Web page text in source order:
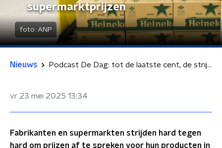
supermarktprijzen
foto: ANP
Nieuws Podcast De Dag: tot de laatste cent, de strijd om de supermarktprijzen
vr 23 mei 2025 13:34
Fabrikanten en supermarkten strijden hard tegen
hard om prijzen af te spreken voor hun producten in